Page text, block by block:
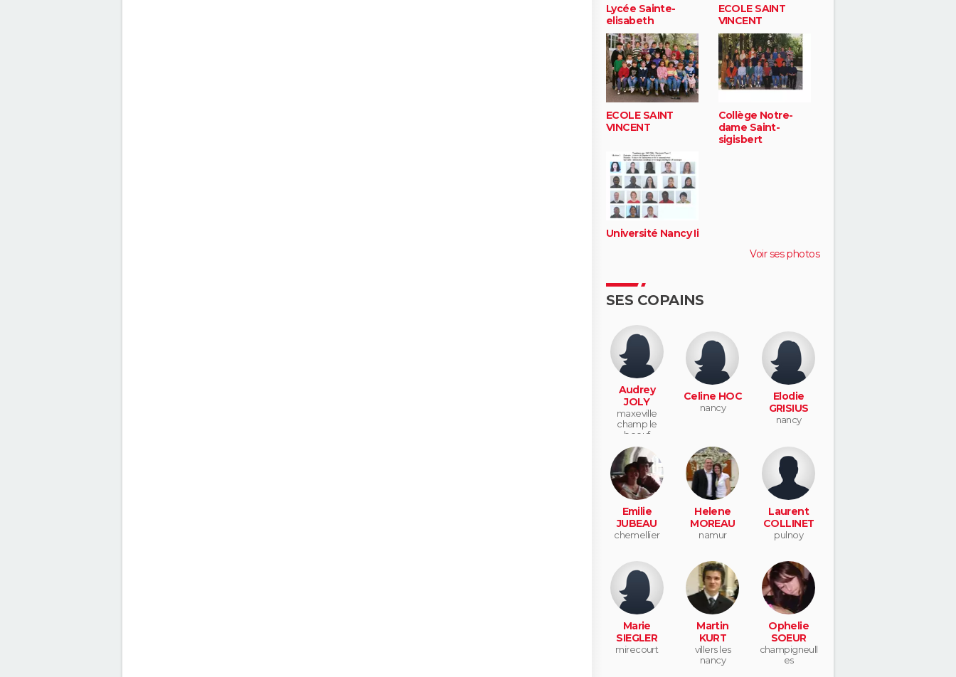
Lycée Sainte-
elisabeth
ECOLE SAINT
VINCENT
ECOLE SAINT
VINCENT
Collège Notre-
dame Saint-
sigisbert
Université Nancy Ii
Voir ses photos
SES COPAINS
Audrey
JOLY
maxeville
champ le
boeuf
Celine HOC
nancy
Elodie
GRISIUS
nancy
Emilie
JUBEAU
chemellier
Helene
MOREAU
namur
Laurent
COLLINET
pulnoy
Marie
SIEGLER
mirecourt
Martin
KURT
villers les
nancy
Ophelie
SOEUR
champigneull
es